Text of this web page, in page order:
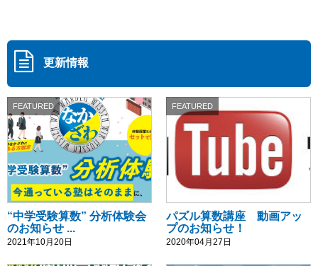
更新情報
FEATURED
“中学受験算数” 分析体験会
のお知らせ ...
2021年10月20日
FEATURED
パズル算数講座 動画アッ
プのお知らせ！
2020年04月27日